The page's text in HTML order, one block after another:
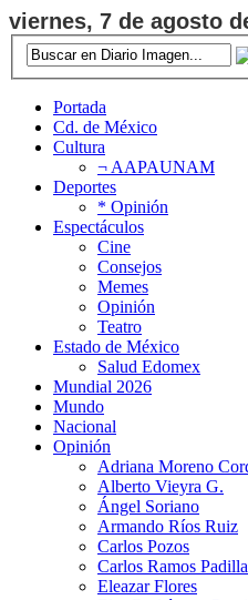
viernes, 7 de agosto
Portada
Cd. de México
Cultura
¬ AAPAUNAM
Deportes
* Opinión
Espectáculos
Cine
Consejos
Memes
Opinión
Teatro
Estado de México
Salud Edomex
Mundial 2026
Mundo
Nacional
Opinión
Adriana Moreno
Alberto Vieyra G.
Ángel Soriano
Armando Ríos Ruiz
Carlos Pozos
Carlos Ramos Padilla
Eleazar Flores